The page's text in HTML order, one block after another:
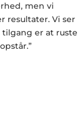
men vi
resultater. Vi ser
er at ruste